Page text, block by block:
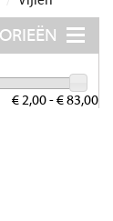
€ 2,00 - € 83,00